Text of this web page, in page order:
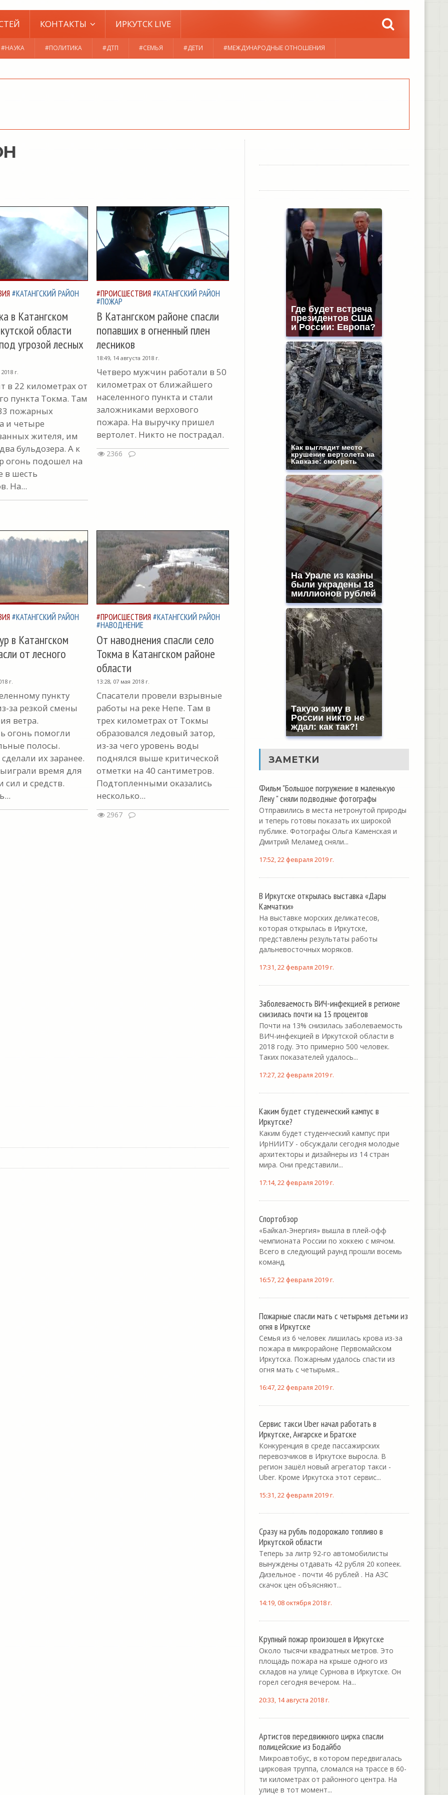
КОНТАКТЫ ИРКУТСК LIVE
#НАУКА #ПОЛИТИКА #ДТП #СЕМЬЯ #ДЕТИ #МЕЖДУНАРОДНЫЕ ОТНОШЕНИЯ
#КАТАНГСКИЙ РАЙОН
в Катангском
области
угрозой лесных
г.
в 22 километрах от
пункта Токма. Там
пожарных
и четыре
жителя, им
бульдозера. А к
огонь подошел на
в шесть
На...
#ПРОИСШЕСТВИЯ #КАТАНГСКИЙ РАЙОН
#ПОЖАР
В Катангском районе спасли
попавших в огненный плен
лесников
18:49, 14 августа 2018 г.
Четверо мужчин работали в 50
километрах от ближайшего
населенного пункта и стали
заложниками верхового
пожара. На выручку пришел
вертолет. Никто не пострадал.
2366
#КАТАНГСКИЙ РАЙОН
в Катангском
от лесного
г.
пункту
за резкой смены
ветра.
огонь помогли
полосы.
их заранее.
время для
сил и средств.
#ПРОИСШЕСТВИЯ #КАТАНГСКИЙ РАЙОН
#НАВОДНЕНИЕ
От наводнения спасли село
Токма в Катангском районе
области
13:28, 07 мая 2018 г.
Спасатели провели взрывные
работы на реке Непе. Там в
трех километрах от Токмы
образовался ледовый затор,
из-за чего уровень воды
поднялся выше критической
отметки на 40 сантиметров.
Подтопленными оказались
несколько...
2967
Где будет встреча
президентов США
и России: Европа?
Как выглядит место
крушение вертолета на
Кавказе: смотреть
На Урале из казны
были украдены 18
миллионов рублей
Такую зиму в
России никто не
ждал: как так?!
ЗАМЕТКИ
Фильм "Большое погружение в маленькую
Лену " сняли подводные фотографы
Отправились в места нетронутой природы
и теперь готовы показать их широкой
публике. Фотографы Ольга Каменская и
Дмитрий Меламед сняли...
17:52, 22 февраля 2019 г.
В Иркутске открылась выставка «Дары
Камчатки»
На выставке морских деликатесов,
которая открылась в Иркутске,
представлены результаты работы
дальневосточных моряков.
17:31, 22 февраля 2019 г.
Заболеваемость ВИЧ-инфекцией в регионе
снизилась почти на 13 процентов
Почти на 13% снизилась заболеваемость
ВИЧ-инфекцией в Иркутской области в
2018 году. Это примерно 500 человек.
Таких показателей удалось...
17:27, 22 февраля 2019 г.
Каким будет студенческий кампус в
Иркутске?
Каким будет студенческий кампус при
ИрНИИТУ - обсуждали сегодня молодые
архитекторы и дизайнеры из 14 стран
мира. Они представили...
17:14, 22 февраля 2019 г.
Спортобзор
«Байкал-Энергия» вышла в плей-офф
чемпионата России по хоккею с мячом.
Всего в следующий раунд прошли восемь
команд.
16:57, 22 февраля 2019 г.
Пожарные спасли мать с четырьмя детьми из
огня в Иркутске
Семья из 6 человек лишилась крова из-за
пожара в микрорайоне Первомайском
Иркутска. Пожарным удалось спасти из
огня мать с четырьмя...
16:47, 22 февраля 2019 г.
Сервис такси Uber начал работать в
Иркутске, Ангарске и Братске
Конкуренция в среде пассажирских
перевозчиков в Иркутске выросла. В
регион зашёл новый агрегатор такси -
Uber. Кроме Иркутска этот сервис...
15:31, 22 февраля 2019 г.
Сразу на рубль подорожало топливо в
Иркутской области
Теперь за литр 92-го автомобилисты
вынуждены отдавать 42 рубля 20 копеек.
Дизельное - почти 46 рублей . На АЗС
скачок цен объясняют...
14:19, 08 октября 2018 г.
Крупный пожар произошел в Иркутске
Около тысячи квадратных метров. Это
площадь пожара на крыше одного из
складов на улице Сурнова в Иркутске. Он
горел сегодня вечером. На...
20:33, 14 августа 2018 г.
Артистов передвижного цирка спасли
полицейские из Бодайбо
Микроавтобус, в котором передвигалась
цирковая труппа, сломался на трассе в 60-
ти километрах от районного центра. На
улице в тот момент...